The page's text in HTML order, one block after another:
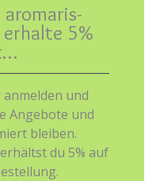
5%
und
Angebote und
bleiben.
du 5% auf